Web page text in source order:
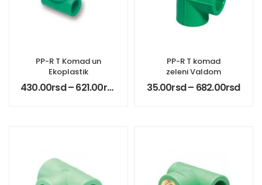
PP-R T Komad un
Ekoplastik
430.00rsd–621.00rsd
PP-R T komad
zeleni Valdom
35.00rsd– 682.00rsd